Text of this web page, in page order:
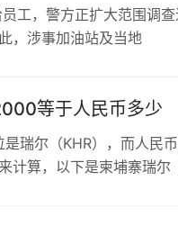
工，警方正扩大范围调
，涉事加油站及当地
等于人民币多少
瑞尔（KHR），而人民
计算，以下是柬埔寨瑞尔